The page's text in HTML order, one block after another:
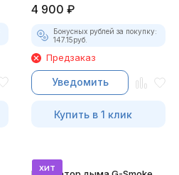
4 900 ₽
Бонусных рублей за покупку:
147.15руб.
Предзаказ
Уведомить
Купить в 1 клик
хит